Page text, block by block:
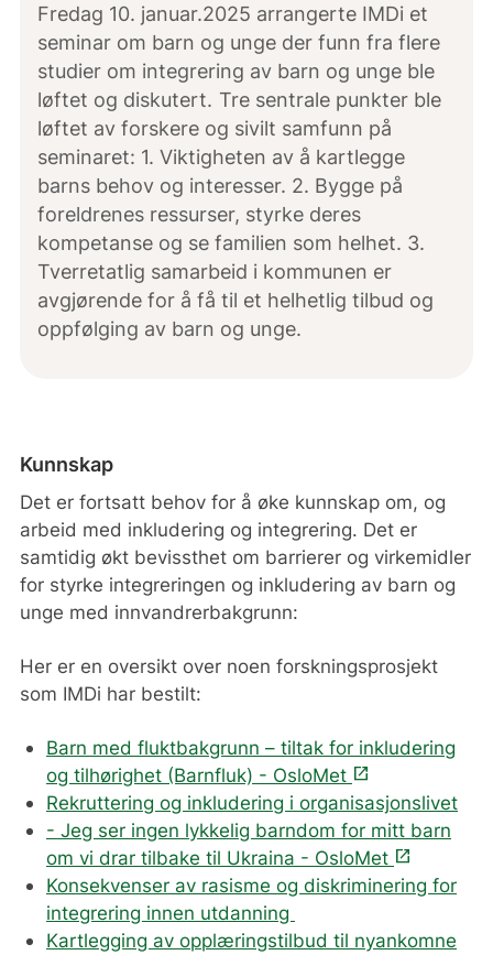
Fredag 10. januar.2025 arrangerte IMDi et
seminar om barn og unge der funn fra flere
studier om integrering av barn og unge ble
løftet og diskutert. Tre sentrale punkter ble
løftet av forskere og sivilt samfunn på
seminaret: 1. Viktigheten av å kartlegge
barns behov og interesser. 2. Bygge på
foreldrenes ressurser, styrke deres
kompetanse og se familien som helhet. 3.
Tverretatlig samarbeid i kommunen er
avgjørende for å få til et helhetlig tilbud og
oppfølging av barn og unge.
Kunnskap
Det er fortsatt behov for å øke kunnskap om, og
arbeid med inkludering og integrering. Det er
samtidig økt bevissthet om barrierer og virkemidler
for styrke integreringen og inkludering av barn og
unge med innvandrerbakgrunn:
Her er en oversikt over noen forskningsprosjekt
som IMDi har bestilt:
Barn med fluktbakgrunn – tiltak for inkludering
og tilhørighet (Barnfluk) - OsloMet open_in_new
Rekruttering og inkludering i organisasjonslivet
- Jeg ser ingen lykkelig barndom for mitt barn
om vi drar tilbake til Ukraina - OsloMet open_in_new
Konsekvenser av rasisme og diskriminering for
integrering innen utdanning
Kartlegging av opplæringstilbud til nyankomne